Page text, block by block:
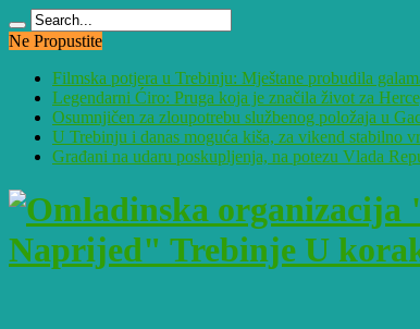
Ne Propustite
Filmska potjera u Trebinju: Mještane probudila
Legendarni Ćiro: Pruga koja je značila život za
Osumnjičen za zloupotrebu službenog položaja u
U Trebinju i danas moguća kiša, za vikend stabilno
Građani na udaru poskupljenja, na potezu Vlada
Naprijed" Trebinje U